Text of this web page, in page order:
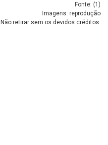
Fonte: (1 )
Imagens: reprodução
Não retirar sem os devidos créditos.